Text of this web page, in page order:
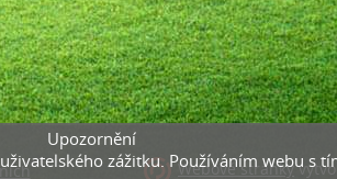
Webové stránky
Upozornění
zážitku. Používáním webu s